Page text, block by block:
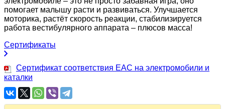
помогает малышу расти и развиваться. Улучшается
моторика, растёт скорость реакции, стабилизируется
работа вестибулярного аппарата – плюсов масса!
Сертификаты
Сертификат соответствия EAC на электромобили и
каталки